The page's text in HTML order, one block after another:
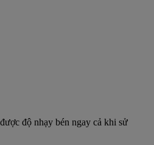
độ nhạy bén ngay cả khi sử